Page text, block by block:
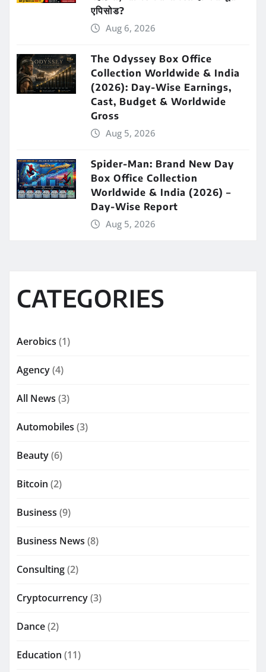
एपिसोड?
Aug 6, 2026
The Odyssey Box Office
Collection Worldwide & India
(2026): Day-Wise Earnings,
Cast, Budget & Worldwide
Gross
Aug 5, 2026
Spider-Man: Brand New Day
Box Office Collection
Worldwide & India (2026) –
Day-Wise Report
Aug 5, 2026
CATEGORIES
Aerobics (1)
Agency(4)
All News (3)
Automobiles (3)
Beauty(6)
Bitcoin (2)
Business (9)
Business News (8)
Consulting(2)
Cryptocurrency(3)
Dance(2)
Education (11)